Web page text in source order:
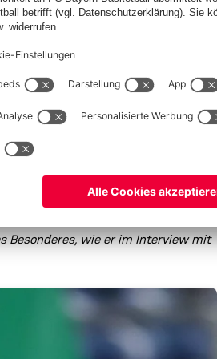
und steht als Elfter im
Situation zu stabilisieren“, erklärte
kompensieren, fand nun aber
an den ersten 15 Spieltagen nie zu
positiven Weg eingeschlagen“,
Besonderes, wie er im Interview mit